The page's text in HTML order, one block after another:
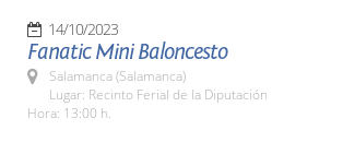
14/10/2023
Fanatic Mini Baloncesto
Salamanca (Salamanca)
Lugar: Recinto Ferial de la Diputación
Hora: 13:00 h.